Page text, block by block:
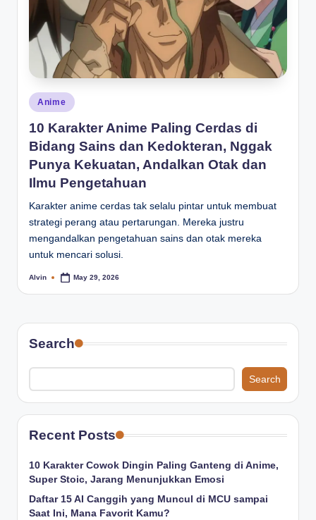
Posted
in
Anime
10 Karakter Anime Paling Cerdas di
Bidang Sains dan Kedokteran, Nggak
Punya Kekuatan, Andalkan Otak dan
Ilmu Pengetahuan
Karakter anime cerdas tak selalu pintar untuk membuat
strategi perang atau pertarungan. Mereka justru
mengandalkan pengetahuan sains dan otak mereka
untuk mencari solusi.
Posted
Alvin May 29, 2026
Search
Search
Recent Posts
10 Karakter Cowok Dingin Paling Ganteng di Anime,
Super Stoic, Jarang Menunjukkan Emosi
Daftar 15 AI Canggih yang Muncul di MCU sampai
Saat Ini, Mana Favorit Kamu?